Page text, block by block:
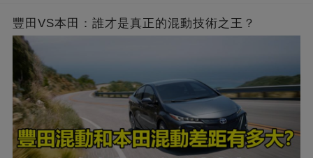
豐田VS本田：誰才是真正的混動技術之王？